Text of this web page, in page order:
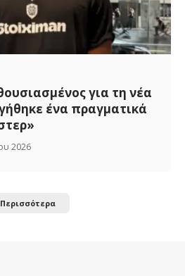
για τη νέα
ένα πραγματικά
2026
Περισσότερα